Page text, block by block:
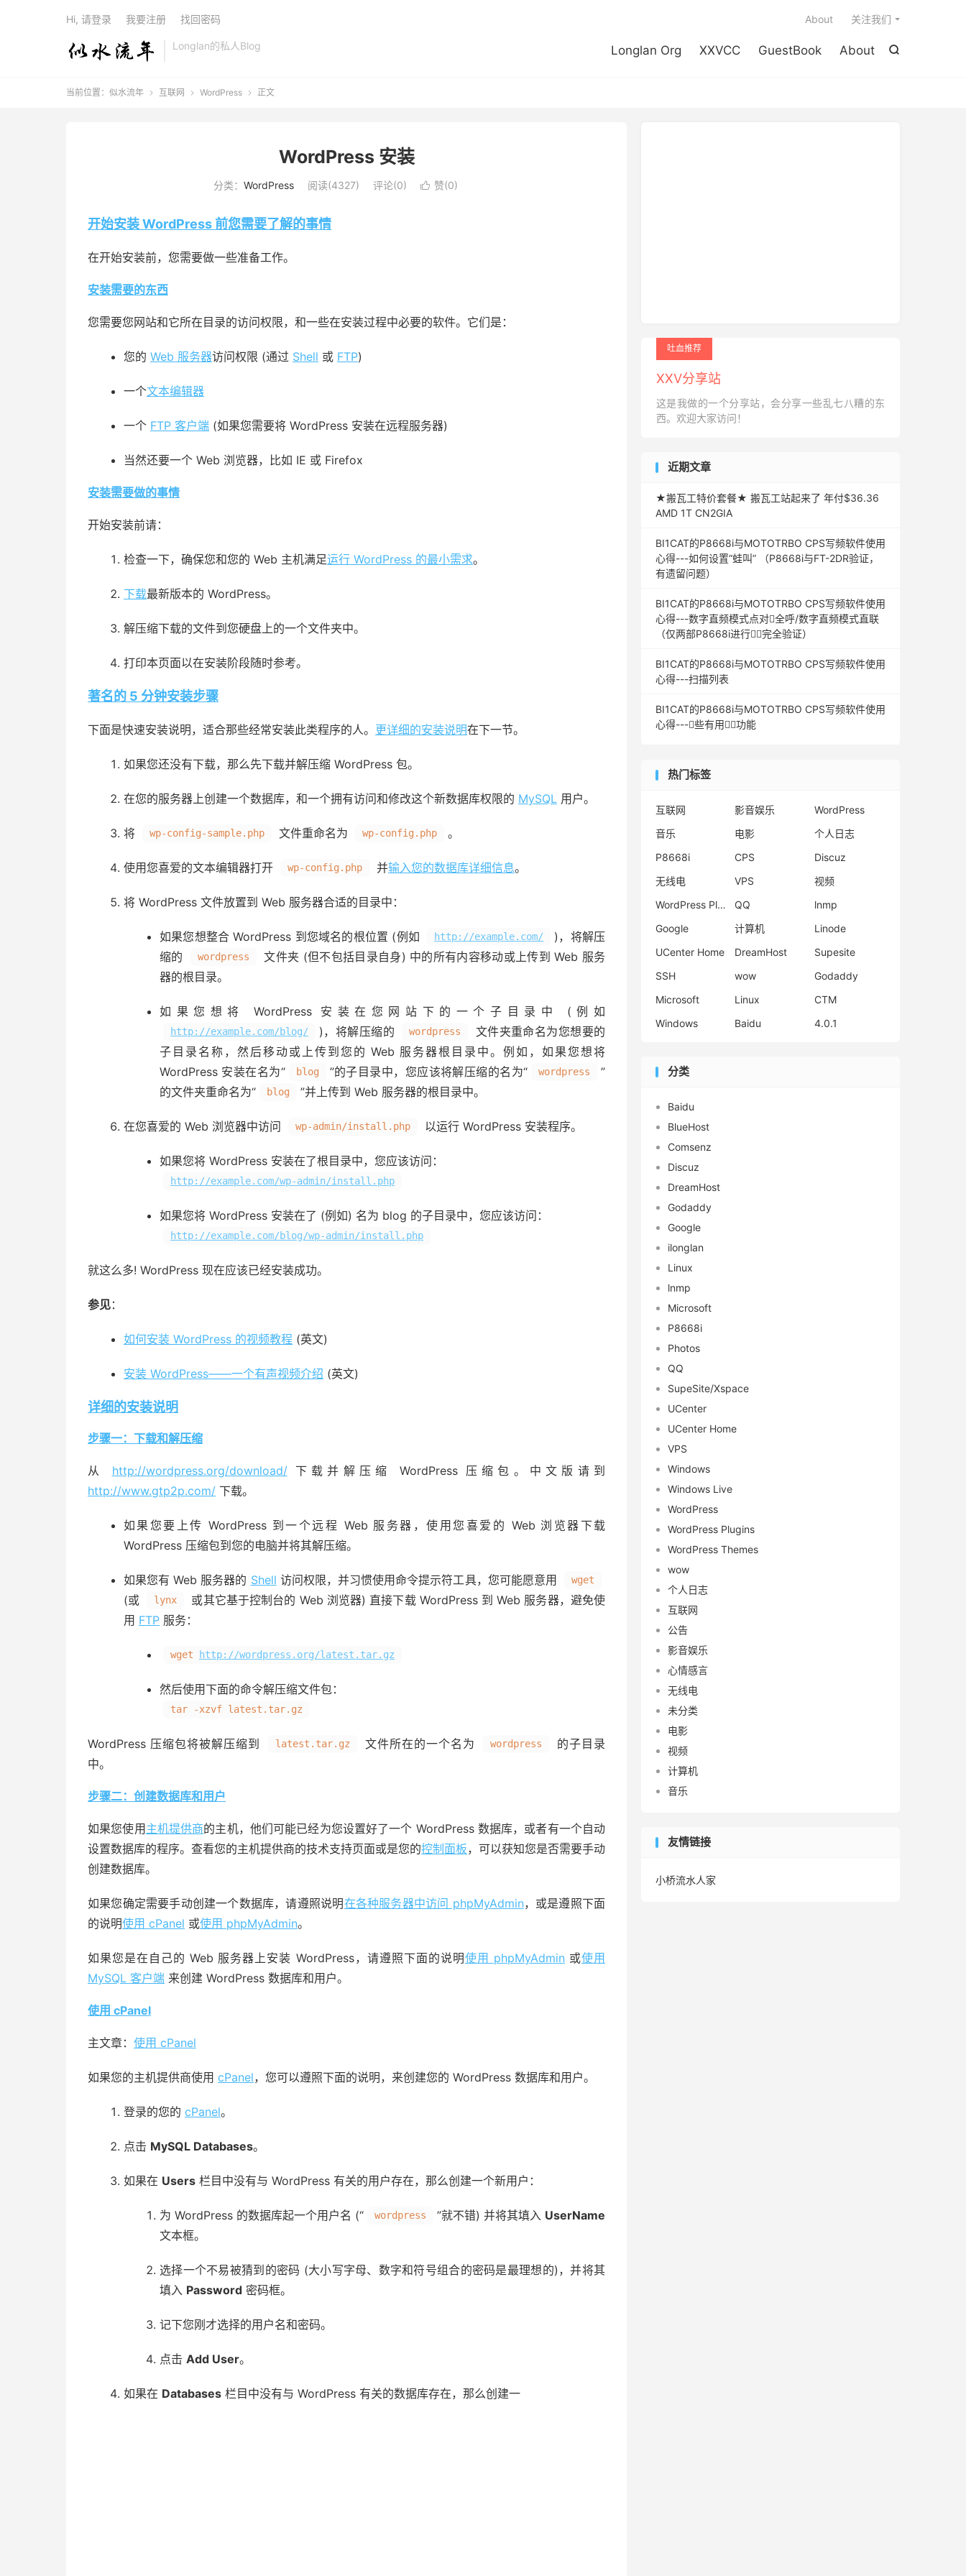
Longlan的私人Blog 
Longlan Org XXVCC GuestBook About
About 关注我们
Hi, 请登录 我要注册 找回密码
当前位置： 似水流年  互联网  WordPress  正文
WordPress 安装
分类： WordPress 阅读(4327) 评论(0)  赞(0)
开始安装 WordPress 前您需要了解的事情
在开始安装前，您需要做一些准备工作。
安装需要的东西
您需要您网站和它所在目录的访问权限，和一些在安装过程中必要的软件。它们是：
您的 Web 服务器访问权限 (通过 Shell 或 FTP)
一个文本编辑器
一个 FTP 客户端 (如果您需要将 WordPress 安装在远程服务器)
当然还要一个 Web 浏览器，比如 IE 或 Firefox
安装需要做的事情
开始安装前请：
检查一下，确保您和您的 Web 主机满足运行 WordPress 的最小需求。
下载最新版本的 WordPress。
解压缩下载的文件到您硬盘上的一个文件夹中。
打印本页面以在安装阶段随时参考。
著名的 5 分钟安装步骤
下面是快速安装说明，适合那些经常安装此类程序的人。 更详细的安装说明在下一节。
如果您还没有下载，那么先下载并解压缩 WordPress 包。
在您的服务器上创建一个数据库，和一个拥有访问和修改这个新数据库权限的 MySQL 用户。
将 wp-config-sample.php 文件重命名为 wp-config.php 。
使用您喜爱的文本编辑器打开 wp-config.php 并输入您的数据库详细信息。
将 WordPress 文件放置到 Web 服务器合适的目录中：
如果您想整合 WordPress 到您域名的根位置 (例如 http://example.com/
)，将解压
缩的
wordpress
文件夹 (但不包括目录自身) 中的所有内容移动或上传到 Web 服务
器的根目录。
如果您想将 WordPress 安装在您网站下的一个子目录中 (例如
http://example.com/blog/ )，将解压缩的 wordpress
文件夹重命名为您想要的
子目录名称，然后移动或上传到您的 Web 服务器根目录中。例如，如果您想将
WordPress 安装在名为“
blog ”的子目录中，您应该将解压缩的名为“ wordpress
”
的文件夹重命名为“
blog ”并上传到 Web 服务器的根目录中。
在您喜爱的 Web 浏览器中访问 wp-admin/install.php 以运行 WordPress 安装程序。
如果您将 WordPress 安装在了根目录中，您应该访问：
http://example.com/wp-admin/install.php
如果您将 WordPress 安装在了 (例如) 名为 blog 的子目录中，您应该访问：
http://example.com/blog/wp-admin/install.php
就这么多! WordPress 现在应该已经安装成功。
参见：
如何安装 WordPress 的视频教程 (英文)
安装 WordPress——一个有声视频介绍 (英文)
详细的安装说明
步骤一：下载和解压缩
从 http://wordpress.org/download/下载并解压缩 WordPress 压缩包。中文版请到
http://www.gtp2p.com/ 下载。
如果您要上传 WordPress 到一个远程 Web 服务器，使用您喜爱的 Web 浏览器下载
WordPress 压缩包到您的电脑并将其解压缩。
如果您有 Web 服务器的 Shell 访问权限，并习惯使用命令提示符工具，您可能愿意用 wget
(或 lynx
或其它基于控制台的 Web 浏览器) 直接下载 WordPress 到 Web 服务器，避免使
用 FTP 服务：
wget http://wordpress.org/latest.tar.gz
然后使用下面的命令解压缩文件包：
tar -xzvf latest.tar.gz
WordPress 压缩包将被解压缩到 latest.tar.gz 文件所在的一个名为 wordpress
的子目录
中。
步骤二：创建数据库和用户
如果您使用 主机提供商的主机，他们可能已经为您设置好了一个 WordPress 数据库，或者有一个自动
设置数据库的程序。查看您的主机提供商的技术支持页面或是您的控制面板，可以获知您是否需要手动
创建数据库。
如果您确定需要手动创建一个数据库，请遵照说明在各种服务器中访问 phpMyAdmin，或是遵照下面
的说明使用 cPanel 或使用 phpMyAdmin。
如果您是在自己的 Web 服务器上安装 WordPress，请遵照下面的说明使用 phpMyAdmin 或使用
MySQL 客户端 来创建 WordPress 数据库和用户。
使用 cPanel
主文章： 使用 cPanel
如果您的主机提供商使用 cPanel，您可以遵照下面的说明，来创建您的 WordPress 数据库和用户。
登录的您的 cPanel。
点击 MySQL Databases。
如果在 Users 栏目中没有与 WordPress 有关的用户存在，那么创建一个新用户：
为 WordPress 的数据库起一个用户名 (“ wordpress ”就不错) 并将其填入 UserName
文本框。
选择一个不易被猜到的密码 (大小写字母、数字和符号组合的密码是最理想的)，并将其
填入 Password 密码框。
记下您刚才选择的用户名和密码。
点击 Add User。
如果在 Databases 栏目中没有与 WordPress 有关的数据库存在，那么创建一
吐血推荐
XXV分享站
这是我做的一个分享站，会分享一些乱七八糟的东
西。欢迎大家访问！
近期文章
★搬瓦工特价套餐★ 搬瓦工站起来了 年付$36.36
AMD 1T CN2GIA
BI1CAT的P8668i与MOTOTRBO CPS写频软件使用
心得---如何设置“蛙叫” （P8668i与FT-2DR验证，
有遗留问题）
BI1CAT的P8668i与MOTOTRBO CPS写频软件使用
心得---数字直频模式点对全呼/数字直频模式直联
（仅两部P8668i进行完全验证）
BI1CAT的P8668i与MOTOTRBO CPS写频软件使用
心得---扫描列表
BI1CAT的P8668i与MOTOTRBO CPS写频软件使用
心得---些有用功能
热门标签
互联网 影音娱乐
WordPress
音乐
电影
个人日志
P8668i
CPS
Discuz
无线电
VPS
视频
WordPress Plugins
QQ
lnmp
Google
计算机
Linode
UCenter Home
DreamHost
Supesite
SSH
wow
Godaddy
Microsoft
Linux
CTM
Windows
Baidu 4.0.1
分类
Baidu
BlueHost
Comsenz
Discuz
DreamHost
Godaddy
Google
ilonglan
Linux
lnmp
Microsoft
P8668i
Photos
QQ
SupeSite/Xspace
UCenter
UCenter Home
VPS
Windows
Windows Live
WordPress
WordPress Plugins
WordPress Themes
wow
个人日志
互联网
公告
影音娱乐
心情感言
无线电
未分类
电影
视频
计算机
音乐
友情链接
小桥流水人家